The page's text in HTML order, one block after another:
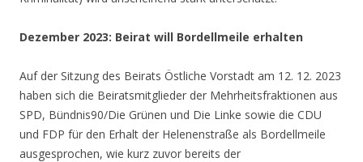
Dezember 2023: Beirat will Bordellmeile erhalten
Auf der Sitzung des Beirats Östliche Vorstadt am 12. 12. 2023
haben sich die Beiratsmitglieder der Mehrheitsfraktionen aus
SPD, Bündnis90/Die Grünen und Die Linke sowie die CDU
und FDP für den Erhalt der Helenenstraße als Bordellmeile
ausgesprochen, wie kurz zuvor bereits der